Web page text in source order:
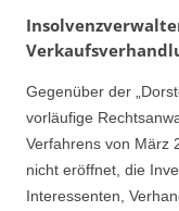
Gegenüber der
vorläufige
Verfahrens von März
nicht eröffnet, die
Interessenten,